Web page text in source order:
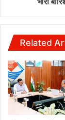
Related